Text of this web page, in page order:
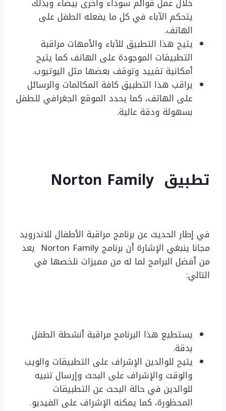
يتحكم الآباء في كل ما يفعله الطفل على
الهاتف.
يتيح هذا التطبيق للآباء والأمهات مراقبة
التطبيقات الموجودة على الهاتف كما يتيح
أمكانية تقييد وتوقف بعضها مثل اليوتيوب.
يراقب هذا التطبيق كافة المكالمات والرسائل
على الهاتف، كما يحدد الموقع الجغرافي للطفل
بسهولة ودقة عالية.
تطبيق Norton Family
في إطار الحديث عن برنامج مراقبة الأطفال للاندرويد
مجانا ينبغي الإشارة أن برنامج Norton Family يعد
من أفضل البرامج لما له من مميزات نلخصها في
التالي:
يستطيع هذا البرنامج مراقبة أنشطة الطفل
بدقة.
يتيح للوالدين الإشراف على التطبيقات والويب
والوقت والإشراف على البحث وإرسال تنبيه
للوالدين في حالة البحث عن التطبيقات
المحظورة، كما يمكنه الإشراف على الفيديو.